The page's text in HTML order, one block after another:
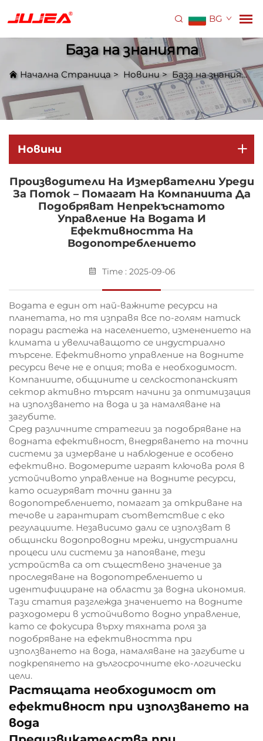
BG
База на знанията
Начална Страница > Новини> База на знанията
Новини
Производители На Измервателни Уреди
За Поток – Помагат На Компаниита Да
Подобряват Непрекъснатото
Управление На Водата И
Ефективността На
Водопотреблението
Time : 2025-09-06
Водата е един от най-важните ресурси на
планетата, но тя изправя все по-голям натиск
поради растежа на населението, изменението на
климата и увеличаващото се индустриално
търсене. Ефективното управление на водните
ресурси вече не е опция; това е необходимост.
Компаниите, общините и селскостопанският
сектор активно търсят начини за оптимизация
на използването на вода и за намаляване на
загубите.
Сред различните стратегии за подобряване на
водната ефективност, внедряването на точни
системи за измерване и наблюдение е особено
ефективно. Водомерите играят ключова роля в
устойчивото управление на водните ресурси,
като осигуряват точни данни за
водопотреблението, помагат за откриване на
течове и гарантират съответствие с еко
регулациите. Независимо дали се използват в
общински водопроводни мрежи, индустриални
процеси или системи за напояване, тези
устройства са от съществено значение за
проследяване на водопотреблението и
идентифициране на области за водна икономия.
Тази статия разглежда значението на водните
разходомери в устойчивото водно управление,
като се фокусира върху тяхната роля за
подобряване на ефективността при
използването на вода, намаляване на загубите и
подкрепянето на дългосрочните еко-логически
цели.
Растящата необходимост от
ефективност при използването на
вода